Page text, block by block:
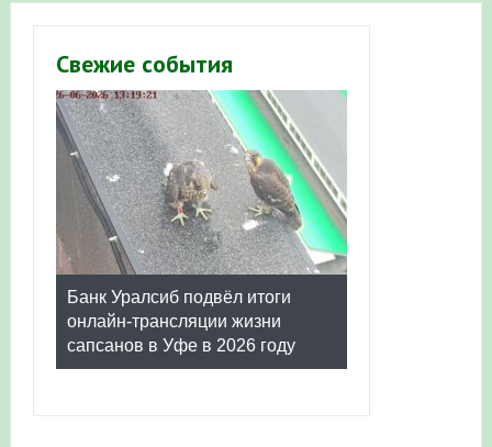
Свежие события
Банк Уралсиб подвёл итоги
онлайн-трансляции жизни
сапсанов в Уфе в 2026 году